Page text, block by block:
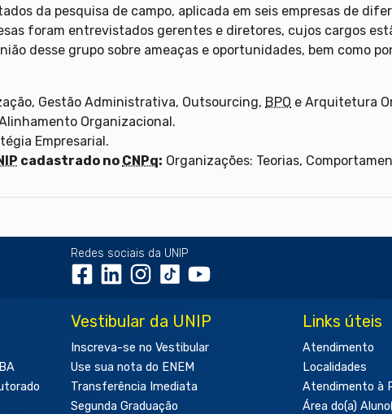
da pesquisa de campo, aplicada em seis empresas de
foram entrevistados gerentes e diretores, cujos cargos
desse grupo sobre ameaças e oportunidades, bem como
Gestão Administrativa, Outsourcing, BPO e Arquitetura
Organizacional.
Empresarial.
cadastrado no CNPq: Organizações: Teorias,
Redes sociais da UNIP
Vestibular da UNIP
Inscreva-se no Vestibular
Use sua nota do ENEM
Transferência Imediata
Segunda Graduação
Links úteis
Atendimento
Localidades
Atendimento à
Área do(a)